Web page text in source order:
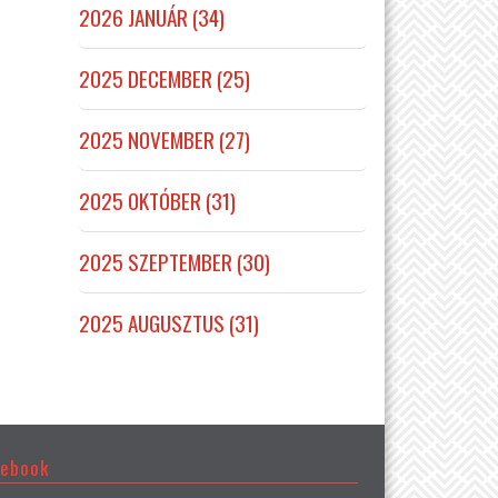
2026 JANUÁR (34)
2025 DECEMBER (25)
2025 NOVEMBER (27)
2025 OKTÓBER (31)
2025 SZEPTEMBER (30)
2025 AUGUSZTUS (31)